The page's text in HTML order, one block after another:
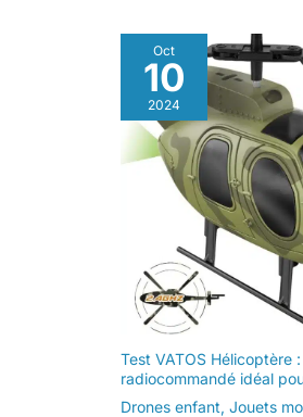
Oct
10
2024
Test VATOS Hélicoptère
radiocommandé idéal
Drones enfant, Jouets